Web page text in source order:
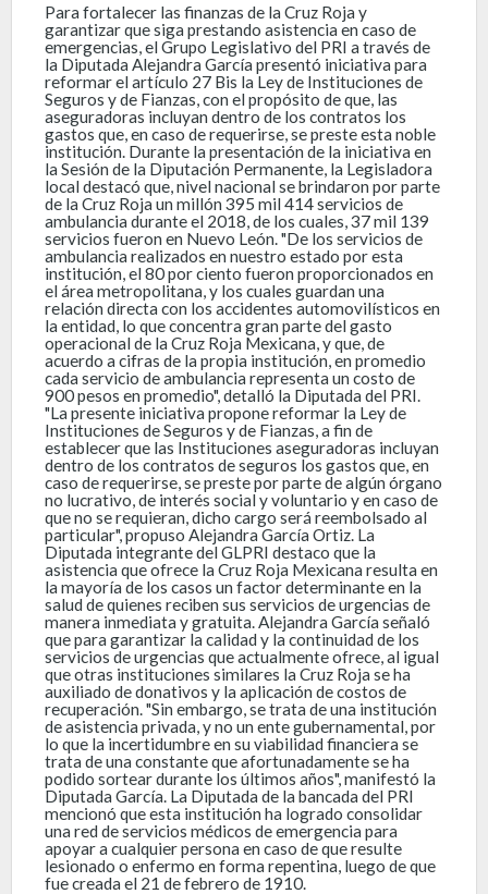
Para fortalecer las finanzas de la Cruz Roja y
garantizar que siga prestando asistencia en caso de
emergencias, el Grupo Legislativo del PRI a través de
la Diputada Alejandra García presentó iniciativa para
reformar el artículo 27 Bis la Ley de Instituciones de
Seguros y de Fianzas, con el propósito de que, las
aseguradoras incluyan dentro de los contratos los
gastos que, en caso de requerirse, se preste esta noble
institución. Durante la presentación de la iniciativa en
la Sesión de la Diputación Permanente, la Legisladora
local destacó que, nivel nacional se brindaron por parte
de la Cruz Roja un millón 395 mil 414 servicios de
ambulancia durante el 2018, de los cuales, 37 mil 139
servicios fueron en Nuevo León. "De los servicios de
ambulancia realizados en nuestro estado por esta
institución, el 80 por ciento fueron proporcionados en
el área metropolitana, y los cuales guardan una
relación directa con los accidentes automovilísticos en
la entidad, lo que concentra gran parte del gasto
operacional de la Cruz Roja Mexicana, y que, de
acuerdo a cifras de la propia institución, en promedio
cada servicio de ambulancia representa un costo de
900 pesos en promedio", detalló la Diputada del PRI.
"La presente iniciativa propone reformar la Ley de
Instituciones de Seguros y de Fianzas, a fin de
establecer que las Instituciones aseguradoras incluyan
dentro de los contratos de seguros los gastos que, en
caso de requerirse, se preste por parte de algún órgano
no lucrativo, de interés social y voluntario y en caso de
que no se requieran, dicho cargo será reembolsado al
particular", propuso Alejandra García Ortiz. La
Diputada integrante del GLPRI destaco que la
asistencia que ofrece la Cruz Roja Mexicana resulta en
la mayoría de los casos un factor determinante en la
salud de quienes reciben sus servicios de urgencias de
manera inmediata y gratuita. Alejandra García señaló
que para garantizar la calidad y la continuidad de los
servicios de urgencias que actualmente ofrece, al igual
que otras instituciones similares la Cruz Roja se ha
auxiliado de donativos y la aplicación de costos de
recuperación. "Sin embargo, se trata de una institución
de asistencia privada, y no un ente gubernamental, por
lo que la incertidumbre en su viabilidad financiera se
trata de una constante que afortunadamente se ha
podido sortear durante los últimos años", manifestó la
Diputada García. La Diputada de la bancada del PRI
mencionó que esta institución ha logrado consolidar
una red de servicios médicos de emergencia para
apoyar a cualquier persona en caso de que resulte
lesionado o enfermo en forma repentina, luego de que
fue creada el 21 de febrero de 1910.